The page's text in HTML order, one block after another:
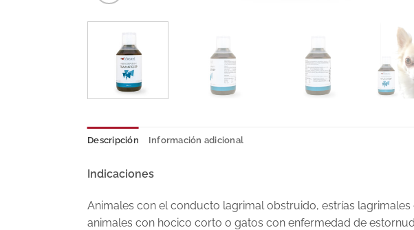
Descripción Información adicional
Indicaciones
Animales con el conducto lagrimal obstruido, estrías
animales con hocico corto o gatos con enfermedad de